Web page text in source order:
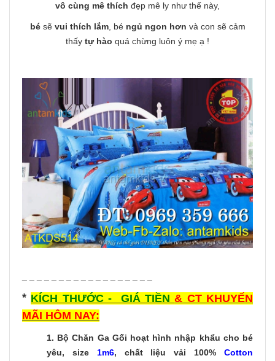
vô cùng mê thích đẹp mê ly như thế này,
bésẽ vui thích lắm, bé ngủ ngon hơn và con sẽ cảm
thấy tự hào quá chừng luôn ý mẹ ạ !
* KÍCH THƯỚC - GIÁ TIỀN & CT KHUYẾN
MÃI HÔM NAY:
1. Bộ Chăn Ga Gối hoạt hình nhập khẩu cho bé
yêu, size 1m6, chất liệu vải 100%Cotton